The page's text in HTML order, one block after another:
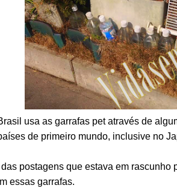
usa as garrafas pet através de
de primeiro mundo, inclusive no
postagens que estava em
essas garrafas.